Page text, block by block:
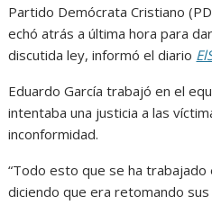
Partido Demócrata Cristiano
echó atrás a última hora para
discutida ley, informó el diario
Eduardo García trabajó en el
intentaba una justicia a las
inconformidad.
“Todo esto que se ha
diciendo que era retomando